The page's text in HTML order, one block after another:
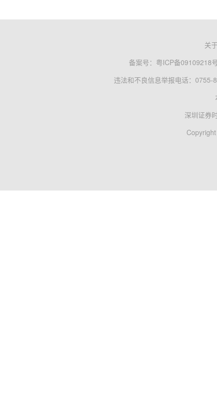
关
备案号： 粤ICP备09109218
违法和不良信息举报电话：0755-
深圳证券